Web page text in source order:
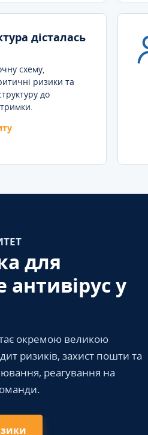
дісталась
схему,
ризики та
до
для
антивірус у
окремою великою
ризиків, захист пошти та
реагування на